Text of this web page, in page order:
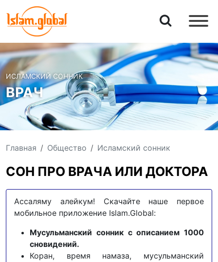
ИСЛАМСКИЙ СОННИК
ВРАЧ
Главная Общество Исламский сонник
СОН ПРО ВРАЧА ИЛИ ДОКТОРА
Ассаляму алейкум! Скачайте наше первое
мобильное приложение Islam.Global:
Мусульманский сонник с описанием 1000
сновидений.
Коран, время намаза, мусульманский